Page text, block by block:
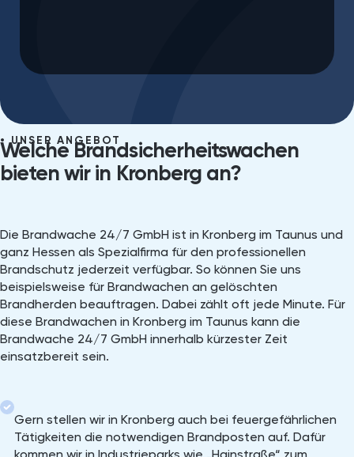
UNSER ANGEBOT
Welche Brandsicherheitswachen
bieten wir in Kronberg an?
Die Brandwache 24/7 GmbH ist in Kronberg im Taunus und
ganz Hessen als Spezialfirma für den professionellen
Brandschutz jederzeit verfügbar. So können Sie uns
beispielsweise für Brandwachen an gelöschten
Brandherden beauftragen. Dabei zählt oft jede Minute. Für
diese Brandwachen in Kronberg im Taunus kann die
Brandwache 24/7 GmbH innerhalb kürzester Zeit
einsatzbereit sein.
Gern stellen wir in Kronberg auch bei feuergefährlichen
Tätigkeiten die notwendigen Brandposten auf. Dafür
kommen wir in Industrieparks wie „Hainstraße“ zum